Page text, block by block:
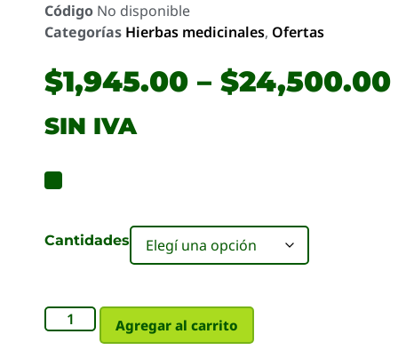
Código No disponible
Categorías Hierbas medicinales, Ofertas
$1,945.00 – $24,500.00
SIN IVA
Cantidades
Agregar al carrito